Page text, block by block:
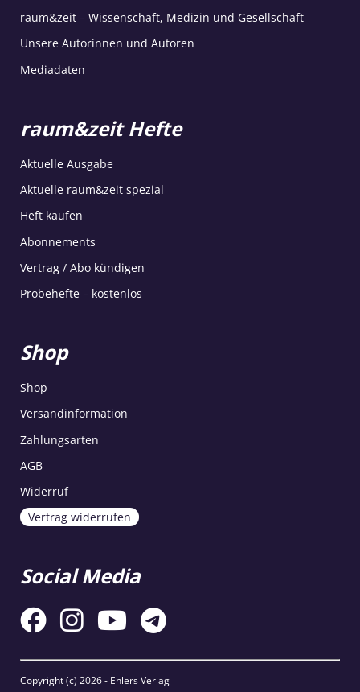
raum&zeit – Wissenschaft, Medizin und Gesellschaft
Unsere Autorinnen und Autoren
Mediadaten
raum&zeit Hefte
Aktuelle Ausgabe
Aktuelle raum&zeit spezial
Heft kaufen
Abonnements
Vertrag / Abo kündigen
Probehefte – kostenlos
Shop
Shop
Versandinformation
Zahlungsarten
AGB
Widerruf
Vertrag widerrufen
Social Media
Copyright (c) 2026 - Ehlers Verlag